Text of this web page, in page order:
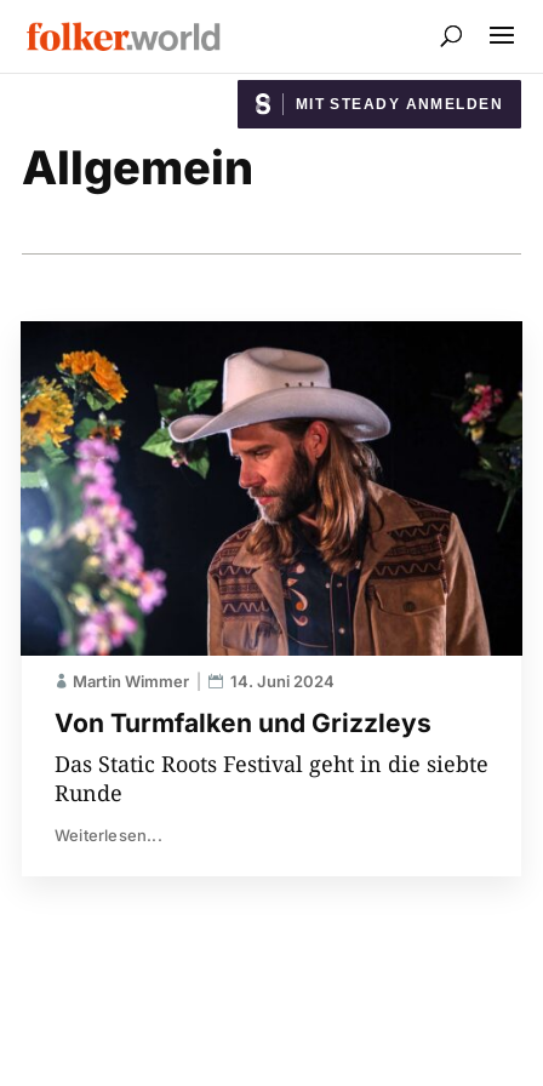
MIT STEADY ANMELDEN
Allgemein
Von Turmfalken und Grizzleys
Martin Wimmer 14. Juni 2024
Das Static Roots Festival geht in die siebte
Runde
Weiterlesen...